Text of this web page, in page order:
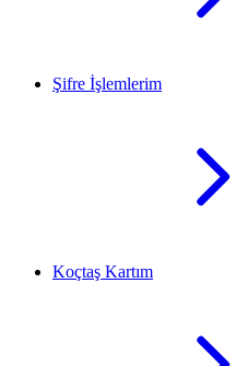
Şifre İşlemlerim
Koçtaş Kartım